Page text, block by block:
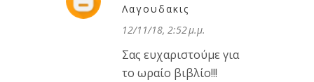
Λαγουδακις
12/11/18, 2:52 μ.μ.
Σας ευχαριστούμε για
το ωραίο βιβλίο!!!